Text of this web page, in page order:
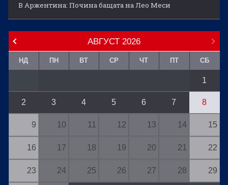
В Аржентина: Почина бащата на Лео Меси
АВГУСТ 2026
НД ПН ВТ СР ЧТ ПТ СБ
1
2 3 4 5 6 7 8
9 10 11 12 13 14 15
16 17 18 19 20 21 22
23 24 25 26 27 28 29